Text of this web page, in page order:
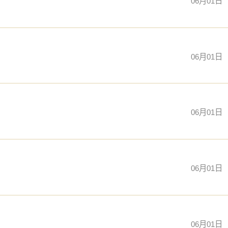
06月01日
06月01日
06月01日
06月01日